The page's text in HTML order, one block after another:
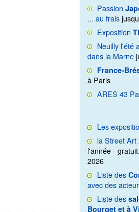
Passion
... au frais
Exposition
Neuilly l'été
dans la Marne
France-
à Paris
ARES 43
Les
la Street Art
l'année -
2026
Liste des
avec des
Liste des
Bourget et à